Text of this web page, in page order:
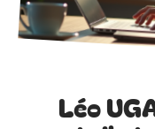
Léo